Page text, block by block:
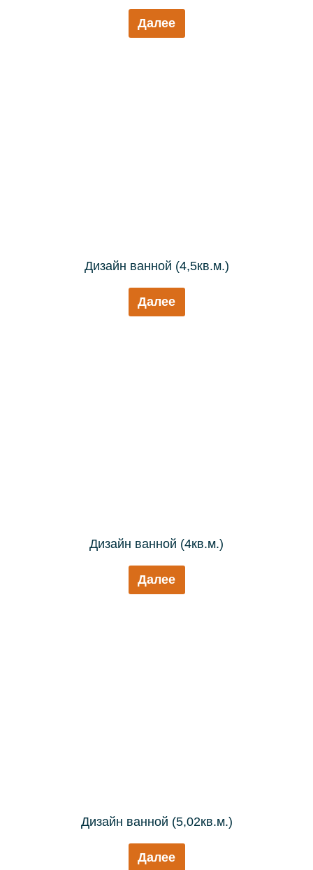
Далее
Дизайн ванной (4,5кв.м.)
Далее
Дизайн ванной (4кв.м.)
Далее
Дизайн ванной (5,02кв.м.)
Далее